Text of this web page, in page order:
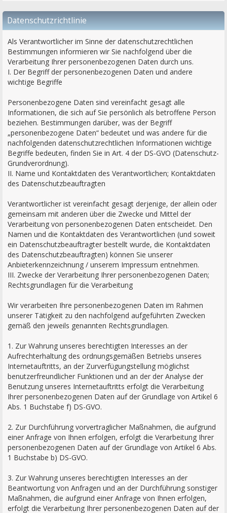
Datenschutzrichtlinie
Als Verantwortlicher im Sinne der datenschutzrechtlichen
Bestimmungen informieren wir Sie nachfolgend über die
Verarbeitung Ihrer personenbezogenen Daten durch uns.
I. Der Begriff der personenbezogenen Daten und andere
wichtige Begriffe
Personenbezogene Daten sind vereinfacht gesagt alle
Informationen, die sich auf Sie persönlich als betroffene Person
beziehen. Bestimmungen darüber, was der Begriff
„personenbezogene Daten“ bedeutet und was andere für die
nachfolgenden datenschutzrechtlichen Informationen wichtige
Begriffe bedeuten, finden Sie in Art. 4 der DS-GVO (Datenschutz-
Grundverordnung).
II. Name und Kontaktdaten des Verantwortlichen; Kontaktdaten
des Datenschutzbeauftragten
Verantwortlicher ist vereinfacht gesagt derjenige, der allein oder
gemeinsam mit anderen über die Zwecke und Mittel der
Verarbeitung von personenbezogenen Daten entscheidet. Den
Namen und die Kontaktdaten des Verantwortlichen (und soweit
ein Datenschutzbeauftragter bestellt wurde, die Kontaktdaten
des Datenschutzbeauftragten) können Sie unserer
Anbieterkennzeichnung / unserem Impressum entnehmen.
III. Zwecke der Verarbeitung Ihrer personenbezogenen Daten;
Rechtsgrundlagen für die Verarbeitung
Wir verarbeiten Ihre personenbezogenen Daten im Rahmen
unserer Tätigkeit zu den nachfolgend aufgeführten Zwecken
gemäß den jeweils genannten Rechtsgrundlagen.
1. Zur Wahrung unseres berechtigten Interesses an der
Aufrechterhaltung des ordnungsgemäßen Betriebs unseres
Internetauftritts, an der Zurverfügungstellung möglichst
benutzerfreundlicher Funktionen und an der der Analyse der
Benutzung unseres Internetauftritts erfolgt die Verarbeitung
Ihrer personenbezogenen Daten auf der Grundlage von Artikel 6
Abs. 1 Buchstabe f) DS-GVO.
2. Zur Durchführung vorvertraglicher Maßnahmen, die aufgrund
einer Anfrage von Ihnen erfolgen, erfolgt die Verarbeitung Ihrer
personenbezogenen Daten auf der Grundlage von Artikel 6 Abs.
1 Buchstabe b) DS-GVO.
3. Zur Wahrung unseres berechtigten Interesses an der
Beantwortung von Anfragen und an der Durchführung sonstiger
Maßnahmen, die aufgrund einer Anfrage von Ihnen erfolgen,
erfolgt die Verarbeitung Ihrer personenbezogenen Daten auf der